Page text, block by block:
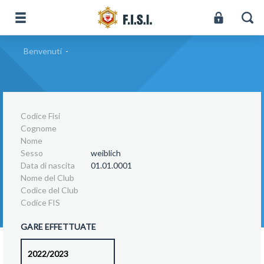
Benvenuti -
Codice Fisi
Cognome
Nome
Sesso
weiblich
Data di nascita
01.01.0001
Nome del Club
Codice del Club
Codice FIS
GARE EFFETTUATE